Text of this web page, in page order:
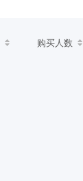
购买人数